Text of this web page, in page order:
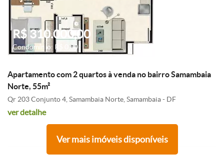
R$ 310.000,00
Condomínio: R$ 0,00
Apartamento com 2 quartos à venda no bairro Samambaia
Norte, 55m²
Qr 203 Conjunto 4, Samambaia Norte, Samambaia - DF
ver detalhe
Ver mais imóveis disponíveis